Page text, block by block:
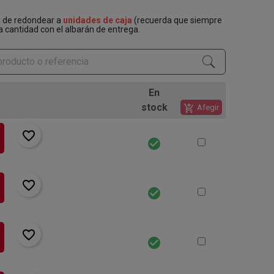
redondear a unidades de caja (recuerda que siempre
con el albarán de entrega.
En
stock
add_shopping_cart Afegir
favorite_border
check_circle
favorite_border
check_circle
favorite_border
check_circle